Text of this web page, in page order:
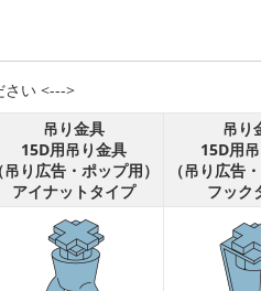
吊り金具
15D用吊り金具
（吊り広告・ポップ用）
アイナットタイプ
吊り
15D用吊
（吊り広告・
フック